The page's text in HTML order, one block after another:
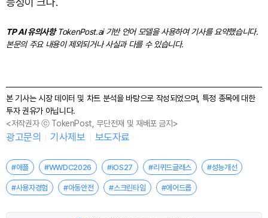
TP AI 유의사항TokenPost.ai 기반 언어 모델을 사용하여 기사를 요약했습니다.
본문의 주요 내용이 제외되거나 사실과 다를 수 있습니다.
본 기사는 시장 데이터 및 차트 분석을 바탕으로 작성되었으며, 특정 종목에 대한
투자 권유가 아닙니다.
<저작권자 ⓒ TokenPost, 무단전재 및 재배포 금지>
광고문의 기사제보 보도자료
#애플 #WWDC2026 #iOS27 #리퀴드글래스 #성능개선
#사용자경험 #아동안전 #스크린타임 #에어드롭